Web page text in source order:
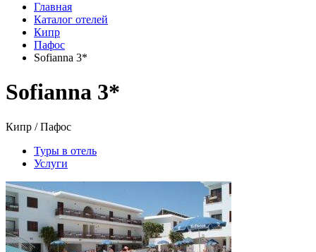
Главная
Каталог отелей
Кипр
Пафос
Sofianna 3*
Sofianna 3*
Кипр / Пафос
Туры в отель
Услуги